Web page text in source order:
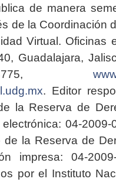
de manera
de la Coordinación
Virtual. Oficinas
Guadalajara,
. Editor
la Reserva de
04-2009-
de la Reserva de
impresa: 04-2009-
por el Instituto